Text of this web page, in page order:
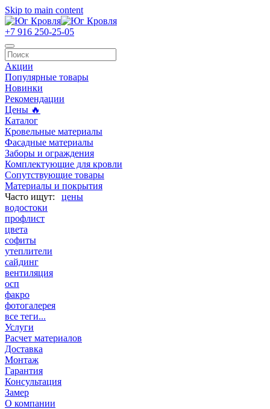
Skip to main content
+7 916 250-25-05
Акции
Популярные товары
Новинки
Рекомендации
Цены 🔥
Каталог
Кровельные материалы
Фасадные материалы
Заборы и ограждения
Комплектующие для кровли
Сопутствующие товары
Материалы и покрытия
цены
водостоки
профлист
цвета
софиты
утеплители
сайдинг
вентиляция
осп
факро
фотогалерея
все теги...
Услуги
Расчет материалов
Доставка
Монтаж
Гарантия
Консультация
Замер
О компании